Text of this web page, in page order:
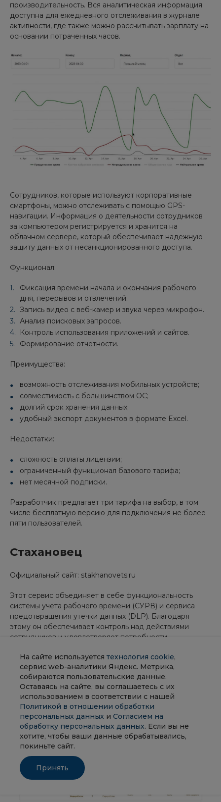
производительность. Вся аналитическая информация
доступна для ежедневного отслеживания в журнале
активности, где также можно рассчитывать зарплату на
основании потраченных часов.
Сотрудников, которые используют корпоративные
смартфоны, можно отслеживать с помощью GPS-
навигации. Информация о деятельности сотрудников
за компьютером регистрируется и хранится на
облачном сервере, который обеспечивает надежную
защиту данных от несанкционированного доступа.
Функционал:
Фиксация времени начала и окончания рабочего
дня, перерывов и отвлечений.
Запись видео с веб-камер и звука через микрофон.
Анализ поисковых запросов.
Контроль использования приложений и сайтов.
Формирование отчетности.
Преимущества:
возможность отслеживания мобильных устройств;
совместимость с большинством ОС;
долгий срок хранения данных;
удобный экспорт документов в формате Excel.
Недостатки:
сложность оплаты лицензии;
ограниченный функционал базового тарифа;
нет месячной подписки.
Разработчик предлагает три тарифа на выбор, в том
числе бесплатную версию для подключения не более
пяти пользователей.
Стахановец
Официальный сайт: stakhanovets.ru
Этот сервис объединяет в себе функциональность
системы учета рабочего времени (СУРВ) и сервиса
предотвращения утечки данных (DLP). Благодаря
этому он обеспечивает контроль над действиями
сотрудников и удовлетворяет потребности
безопасности.
На сайте используется технология cookie,
сервис web-аналитики Яндекс. Метрика,
собираются пользовательские данные.
Оставаясь на сайте, вы соглашаетесь с их
использованием в соответствии с нашей
Политикой в отношении обработки
персональных данных и Согласием на
обработку персональных данных. Если вы не
хотите, чтобы ваши данные обрабатывались,
покиньте сайт.
Принять